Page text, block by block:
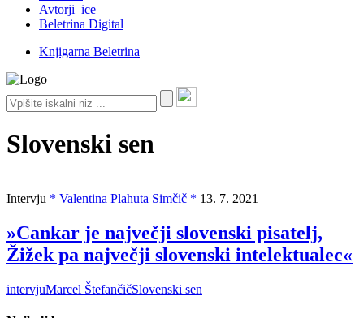
Avtorji_ice
Beletrina Digital
Knjigarna Beletrina
Slovenski sen
Intervju * Valentina Plahuta Simčič * 13. 7. 2021
»Cankar je največji slovenski pisatelj,
Žižek pa največji slovenski intelektualec«
intervjuMarcel ŠtefančičSlovenski sen